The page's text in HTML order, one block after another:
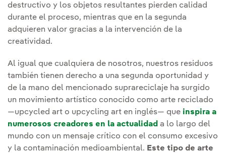
destructivo y los objetos resultantes pierden calidad
durante el proceso, mientras que en la segunda
adquieren valor gracias a la intervención de la
creatividad.
Al igual que cualquiera de nosotros, nuestros residuos
también tienen derecho a una segunda oportunidad y
de la mano del mencionado suprareciclaje ha surgido
un movimiento artístico conocido como arte reciclado
—upcycled art o upcycling art en inglés— que inspira a
numerosos creadores en la actualidad a lo largo del
mundo con un mensaje crítico con el consumo excesivo
y la contaminación medioambiental. Este tipo de arte